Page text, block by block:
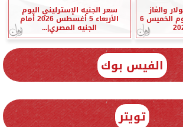
والغاز
الطبيعي في مصر اليوم الخميس 6
سعر الجنيه الإسترليني اليوم
الأربعاء 5 أغسطس 2026 أمام
الجنيه المصري|...
الفيس بوك
تويتر